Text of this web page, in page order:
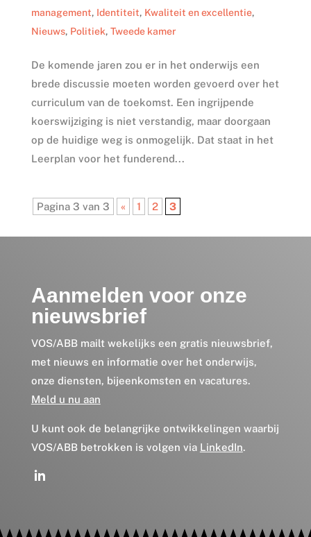
management, Identiteit, Kwaliteit en excellentie,
Nieuws, Politiek, Tweede kamer
De komende jaren zou er in het onderwijs een
brede discussie moeten worden gevoerd over het
curriculum van de toekomst. Een ingrijpende
koerswijziging is niet verstandig, maar doorgaan
op de huidige weg is onmogelijk. Dat staat in het
Leerplan voor het funderend...
Pagina 3 van 3 « 1 2 3
Aanmelden voor onze
nieuwsbrief
VOS/ABB mailt wekelijks een gratis nieuwsbrief,
met nieuws en informatie over het onderwijs,
onze diensten, bijeenkomsten en vacatures.
Meld u nu aan
U kunt ook de belangrijke ontwikkelingen waarbij
VOS/ABB betrokken is volgen via LinkedIn.